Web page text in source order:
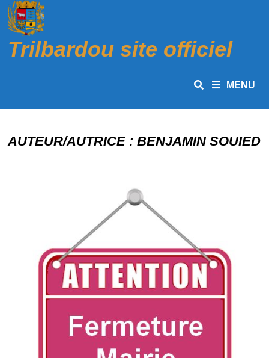
Passer
au
contenu
Trilbardou site officiel
MENU
AUTEUR/AUTRICE :BENJAMIN SOUIED